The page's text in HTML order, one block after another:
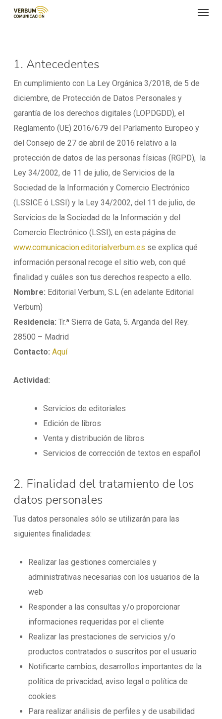
Skip
1. Antecedentes
En cumplimiento con La Ley Orgánica 3/2018, de 5 de
diciembre, de Protección de Datos Personales y
garantía de los derechos digitales (LOPDGDD), el
Reglamento (UE) 2016/679 del Parlamento Europeo y
del Consejo de 27 de abril de 2016 relativo a la
protección de datos de las personas físicas (RGPD), la
Ley 34/2002, de 11 de julio, de Servicios de la
Sociedad de la Información y Comercio Electrónico
(LSSICE ó LSSI) y la Ley 34/2002, del 11 de julio, de
Servicios de la Sociedad de la Información y del
Comercio Electrónico (LSSI), en esta página de
www.comunicacion.editorialverbum.es se explica qué
información personal recoge el sitio web, con qué
finalidad y cuáles son tus derechos respecto a ello.
Nombre: Editorial Verbum, S.L (en adelante Editorial
Verbum)
Residencia: Tr.ª Sierra de Gata, 5. Arganda del Rey.
28500 – Madrid
Contacto: Aquí
Actividad:
Servicios de editoriales
Edición de libros
Venta y distribución de libros
Servicios de corrección de textos en español
2. Finalidad del tratamiento de los
datos personales
Tus datos personales sólo se utilizarán para las
siguientes finalidades:
Realizar las gestiones comerciales y
administrativas necesarias con los usuarios de la
web
Responder a las consultas y/o proporcionar
informaciones requeridas por el cliente
Realizar las prestaciones de servicios y/o
productos contratados o suscritos por el usuario
Notificarte cambios, desarrollos importantes de la
política de privacidad, aviso legal o política de
cookies
Para realizar análisis de perfiles y de usabilidad